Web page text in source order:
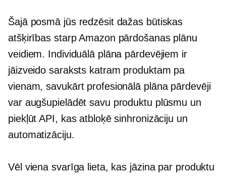
Šajā posmā jūs redzēsit dažas būtiskas
atšķirības starp Amazon pārdošanas plānu
veidiem. Individuālā plāna pārdevējiem ir
jāizveido saraksts katram produktam pa
vienam, savukārt profesionālā plāna pārdevēji
var augšupielādēt savu produktu plūsmu un
piekļūt API, kas atbloķē sinhronizāciju un
automatizāciju.
Vēl viena svarīga lieta, kas jāzina par produktu